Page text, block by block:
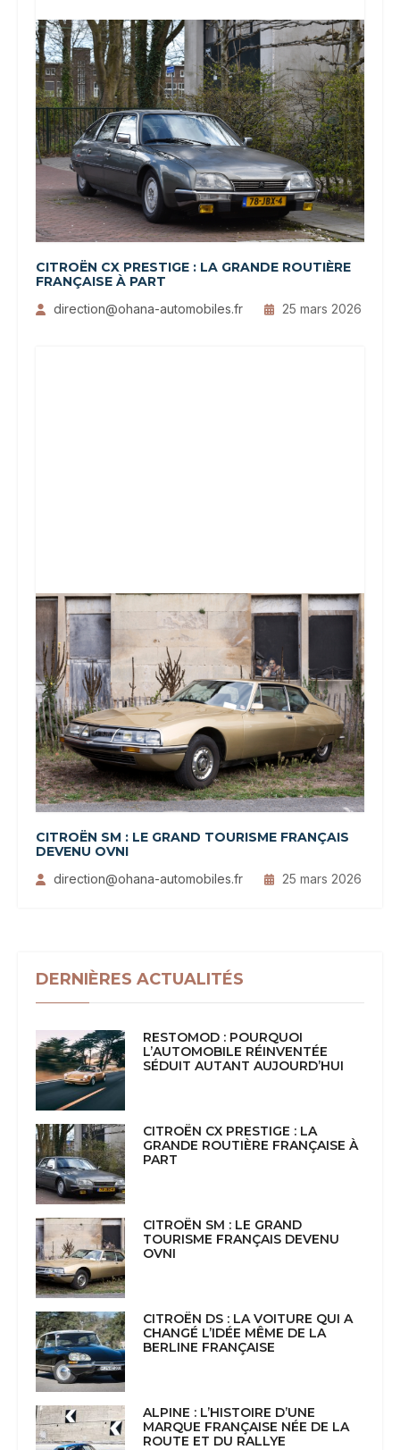
CITROËN CX PRESTIGE : LA GRANDE ROUTIÈRE
FRANÇAISE À PART
direction@ohana-automobiles.fr 25 mars 2026
CITROËN SM : LE GRAND TOURISME FRANÇAIS
DEVENU OVNI
direction@ohana-automobiles.fr 25 mars 2026
DERNIÈRES ACTUALITÉS
RESTOMOD : POURQUOI
L’AUTOMOBILE RÉINVENTÉE
SÉDUIT AUTANT AUJOURD’HUI
CITROËN CX PRESTIGE : LA
GRANDE ROUTIÈRE FRANÇAISE À
PART
CITROËN SM : LE GRAND
TOURISME FRANÇAIS DEVENU
OVNI
CITROËN DS : LA VOITURE QUI A
CHANGÉ L’IDÉE MÊME DE LA
BERLINE FRANÇAISE
ALPINE : L’HISTOIRE D’UNE
MARQUE FRANÇAISE NÉE DE LA
ROUTE ET DU RALLYE